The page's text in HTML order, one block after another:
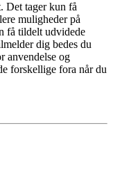
Det tager kun få
muligheder på
få tildelt udvidede
dig bedes du
anvendelse og
forskellige fora når du